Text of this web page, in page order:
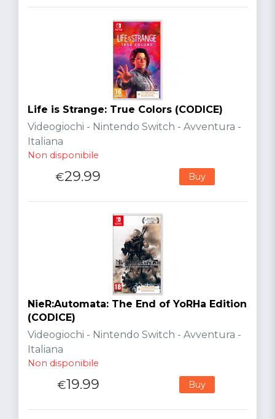
Life is Strange: True Colors (CODICE)
Videogiochi - Nintendo Switch - Avventura -
Italiana
Non disponibile
€29.99 Buy
NieR:Automata: The End of YoRHa Edition
(CODICE)
Videogiochi - Nintendo Switch - Avventura -
Italiana
Non disponibile
€19.99 Buy